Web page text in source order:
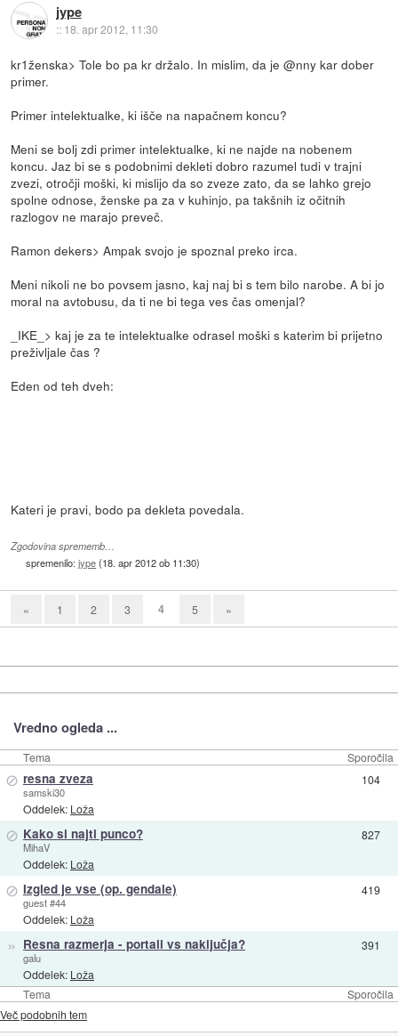
jype
:: 18. apr 2012, 11:30
kr1ženska> Tole bo pa kr držalo. In mislim, da je @nny kar dober
primer.
Primer intelektualke, ki išče na napačnem koncu?
Meni se bolj zdi primer intelektualke, ki ne najde na nobenem
koncu. Jaz bi se s podobnimi dekleti dobro razumel tudi v trajni
zvezi, otročji moški, ki mislijo da so zveze zato, da se lahko grejo
spolne odnose, ženske pa za v kuhinjo, pa takšnih iz očitnih
razlogov ne marajo preveč.
Ramon dekers> Ampak svojo je spoznal preko irca.
Meni nikoli ne bo povsem jasno, kaj naj bi s tem bilo narobe. A bi jo
moral na avtobusu, da ti ne bi tega ves čas omenjal?
_IKE_> kaj je za te intelektualke odrasel moški s katerim bi prijetno
preživljale čas ?
Eden od teh dveh:
Kateri je pravi, bodo pa dekleta povedala.
Zgodovina sprememb…
spremenilo:jype(18. apr 2012 ob 11:30)
« 1 2 3 4 5 »
Vredno ogleda ...
Tema Sporočila
Tema Sporočila
⊘ resna zveza
samski30
Oddelek: Loža
104
⊘ Kako si najti punco?
MihaV
Oddelek: Loža
827
⊘ Izgled je vse (op. gendale)
guest #44
Oddelek: Loža
419
» Resna razmerja - portali vs naključja?
galu
Oddelek: Loža
391
Več podobnih tem